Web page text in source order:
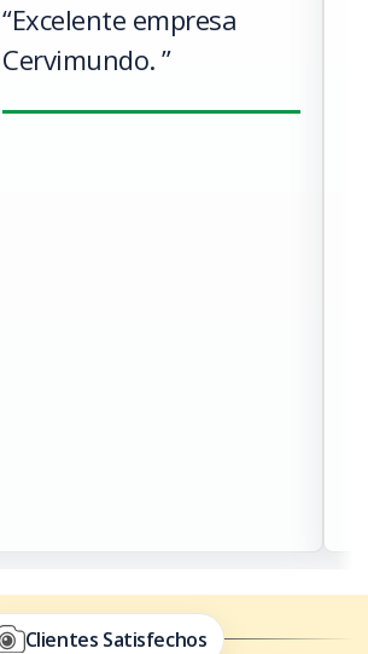
“Excelente empresa
Cervimundo. ”
Clientes Satisfechos